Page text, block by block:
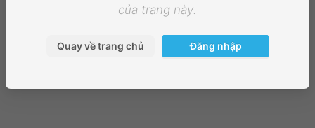
của trang này.
Quay về trang chủ Đăng nhập